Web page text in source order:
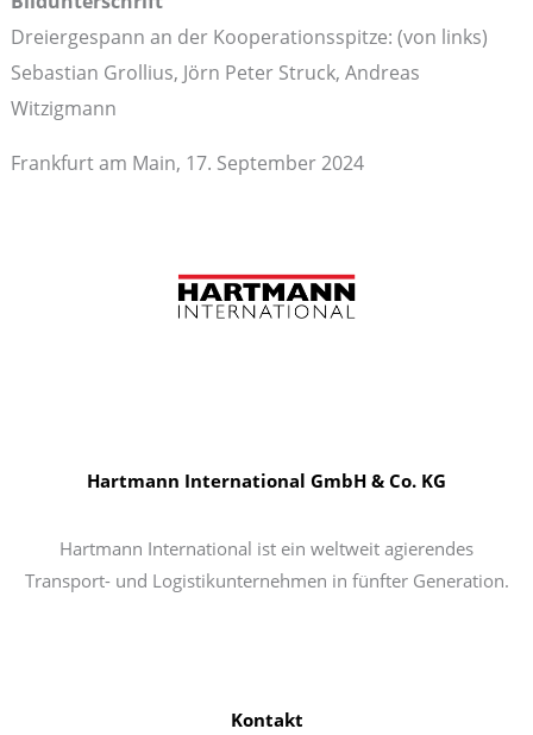
Dreiergespann an der Kooperationsspitze: (von links)
Sebastian Grollius, Jörn Peter Struck, Andreas
Witzigmann
Frankfurt am Main, 17. September 2024
Hartmann International GmbH & Co. KG
Hartmann International ist ein weltweit agierendes
Transport- und Logistikunternehmen in fünfter Generation.
Kontakt